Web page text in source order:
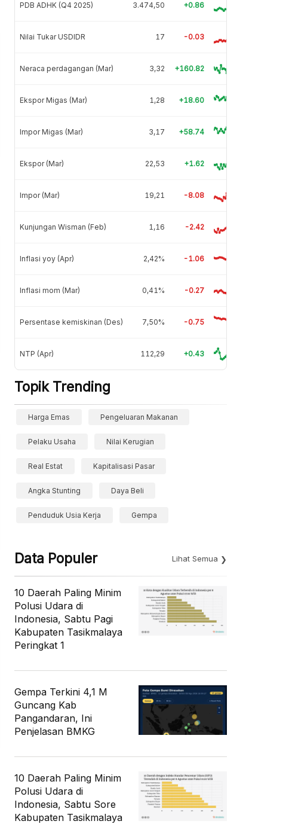
PDB ADHK (Q4 2025) 3.474,50 +0.86
Nilai Tukar USDIDR 17 -0.03
Neraca perdagangan (Mar) 3,32 +160.82
Ekspor Migas (Mar) 1,28 +18.60
Impor Migas (Mar) 3,17 +58.74
Ekspor (Mar) 22,53 +1.62
Impor (Mar) 19,21 -8.08
Kunjungan Wisman (Feb) 1,16 -2.42
Inflasi yoy (Apr) 2,42% -1.06
Inflasi mom (Mar) 0,41% -0.27
Persentase kemiskinan (Des) 7,50% -0.75
NTP (Apr) 112,29 +0.43
Topik Trending
Harga Emas Pengeluaran Makanan
Pelaku Usaha Nilai Kerugian
Real Estat Kapitalisasi Pasar
Angka Stunting Daya Beli
Penduduk Usia Kerja Gempa
Data Populer Lihat Semua
10 Daerah Paling Minim
Polusi Udara di
Indonesia, Sabtu Pagi
Kabupaten Tasikmalaya
Peringkat 1
Gempa Terkini 4,1 M
Guncang Kab
Pangandaran, Ini
Penjelasan BMKG
10 Daerah Paling Minim
Polusi Udara di
Indonesia, Sabtu Sore
Kabupaten Tasikmalaya